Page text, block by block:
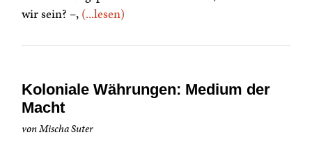
wir sein? –, (...lesen)
Koloniale Währungen: Medium der
Macht
von Mischa Suter